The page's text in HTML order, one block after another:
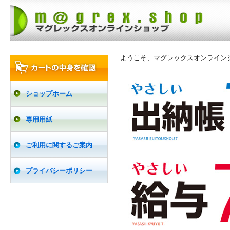
ショップホーム
専用用紙
ご利用に関するご案内
プライバシーポリシー
ようこそ、マグレックスオンライン